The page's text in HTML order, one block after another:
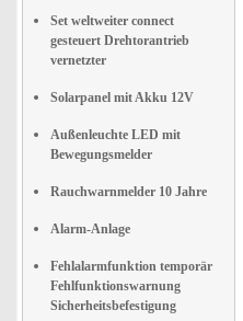
Set weltweiter connect
gesteuert Drehtorantrieb
vernetzter
Solarpanel mit Akku 12V
Außenleuchte LED mit
Bewegungsmelder
Rauchwarnmelder 10 Jahre
Alarm-Anlage
Fehlalarmfunktion temporär
Fehlfunktionswarnung
Sicherheitsbefestigung